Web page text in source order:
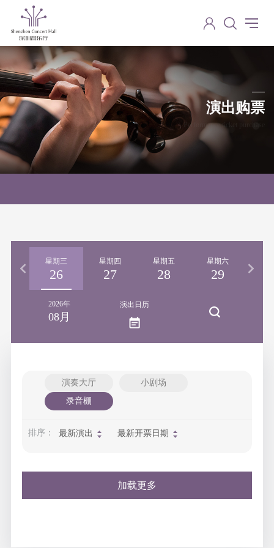
演出购票
Performance ticket purchase
星期三
26
星期四
27
星期五
28
星期六
29
2026年
08月
演出日历
演奏大厅
小剧场
录音棚
排序： 最新演出 最新开票日期
加载更多